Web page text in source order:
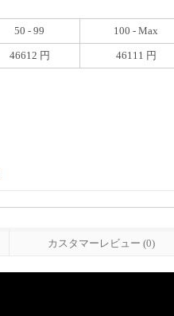
50 - 99 100 - Max
46612 円 46111 円
カスタマーレビュー (0)